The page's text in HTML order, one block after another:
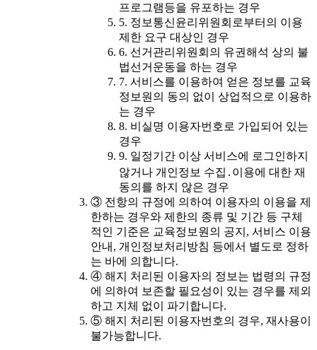
프로그램등을 유포하는 경우
5. 정보통신윤리위원회로부터의 이용
제한 요구 대상인 경우
6. 선거관리위원회의 유권해석 상의 불
법선거운동을 하는 경우
7. 서비스를 이용하여 얻은 정보를 교육
정보원의 동의 없이 상업적으로 이용하
는 경우
8. 비실명 이용자번호로 가입되어 있는
경우
9. 일정기간 이상 서비스에 로그인하지
않거나 개인정보 수집․이용에 대한 재
동의를 하지 않은 경우
③ 전항의 규정에 의하여 이용자의 이용을 제
한하는 경우와 제한의 종류 및 기간 등 구체
적인 기준은 교육정보원의 공지, 서비스 이용
안내, 개인정보처리방침 등에서 별도로 정하
는 바에 의합니다.
④ 해지 처리된 이용자의 정보는 법령의 규정
에 의하여 보존할 필요성이 있는 경우를 제외
하고 지체 없이 파기합니다.
⑤ 해지 처리된 이용자번호의 경우, 재사용이
불가능합니다.